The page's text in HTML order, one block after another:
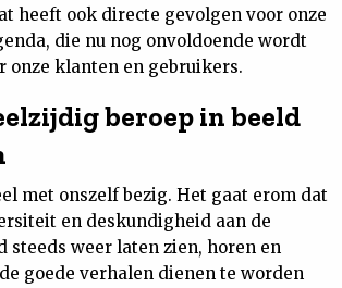
heeft ook directe gevolgen voor onze
die nu nog onvoldoende wordt
onze klanten en gebruikers.
beroep in beeld
met onszelf bezig. Het gaat erom dat
en deskundigheid aan de
steeds weer laten zien, horen en
goede verhalen dienen te worden